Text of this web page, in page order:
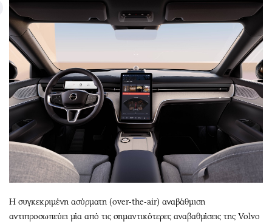
Η συγκεκριμένη ασύρματη (over-the-air) αναβάθμιση
αντιπροσωπεύει μία από τις σημαντικότερες αναβαθμίσεις της Volvo